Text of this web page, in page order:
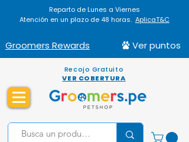
Reparto de Lunes a Viernes
Atención en un plazo de 48 horas. AplicaT&C
Groomers Rewards Ver puntos
Recojo Gratuito
VER COBERTURA